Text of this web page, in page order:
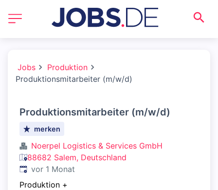
Jobs
Produktion
Produktionsmitarbeiter (m/w/d)
Produktionsmitarbeiter (m/w/d)
merken
Noerpel Logistics & Services GmbH
88682 Salem, Deutschland
Veröffentlicht:
vor 1 Monat
Produktion +